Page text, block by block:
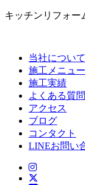
キッチンリフォー
当社について
施工メニュー
施工実績
よくある質問
アクセス
ブログ
コンタクト
LINEお問い